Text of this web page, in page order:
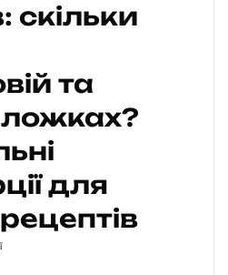
скільки
та
ложках?
для